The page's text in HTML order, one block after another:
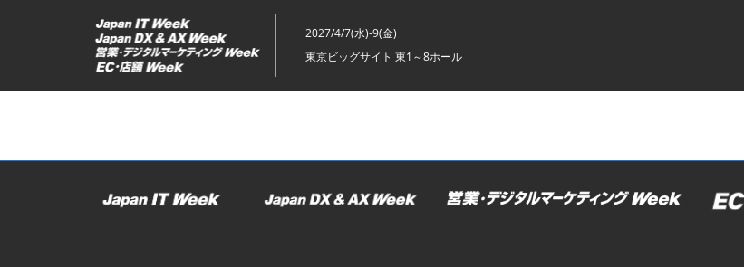
ッ
2027/4/7(水)-9(金)
東京ビッグサイト 東1～8ホール